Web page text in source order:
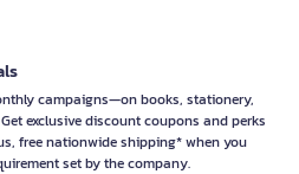
campaigns—on books, stationery,
exclusive discount coupons and perks
free nationwide shipping* when you
set by the company.